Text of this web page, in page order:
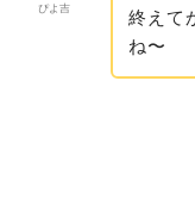
ぴよ吉
終えて
ね〜